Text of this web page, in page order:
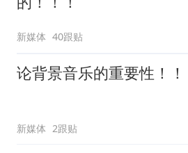
新媒体 40跟贴
论背景音乐的重要性！！
新媒体 2跟贴